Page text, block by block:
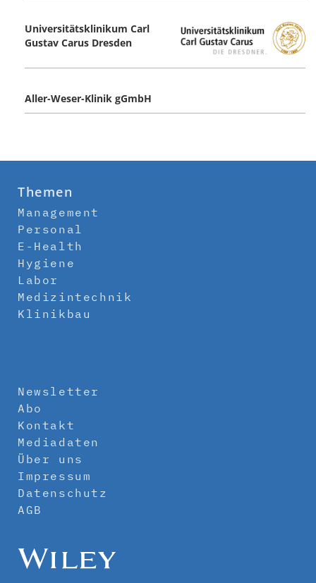
Universitätsklinikum Carl
Gustav Carus ­Dresden
Aller-Weser-Klinik gGmbH
Themen
Management
Personal
E-Health
Hygiene
Labor
Medizintechnik
Klinikbau
Newsletter
Abo
Kontakt
Mediadaten
Über uns
Impressum
Datenschutz
AGB